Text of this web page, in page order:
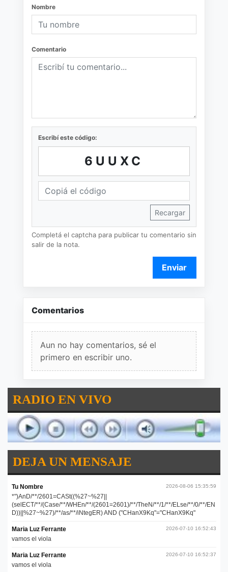
Nombre
Comentario
Escribí este código:
6UUXC
Recargar
Completá el captcha para publicar tu comentario sin
salir de la nota.
Enviar
Comentarios
Aun no hay comentarios, sé el
primero en escribir uno.
RADIO EN VIVO
DEJA UN MENSAJE